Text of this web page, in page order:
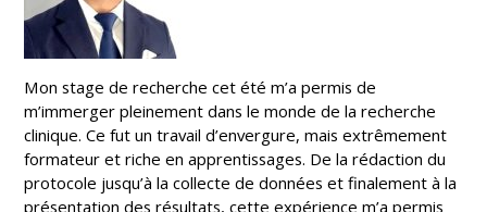
Mon stage de recherche cet été m’a permis de
m’immerger pleinement dans le monde de la recherche
clinique. Ce fut un travail d’envergure, mais extrêmement
formateur et riche en apprentissages. De la rédaction du
protocole jusqu’à la collecte de données et finalement à la
présentation des résultats, cette expérience m’a permis